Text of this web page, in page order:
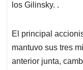
los Gilinsky. .
El principal
mantuvo sus tres
anterior junta,